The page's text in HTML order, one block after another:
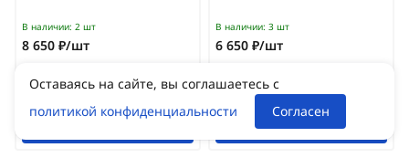
В наличии: 2 шт
8 650 ₽/шт
В корзину
В наличии: 3 шт
6 650 ₽/шт
В корзину
Оставаясь на сайте, вы соглашаетесь с
политикой конфиденциальности
Согласен